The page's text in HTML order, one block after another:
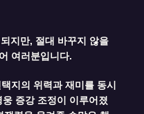
지만, 절대 바꾸지 않을
여러분입니다.
지의 위력과 재미를 동시
증강 조정이 이루어졌